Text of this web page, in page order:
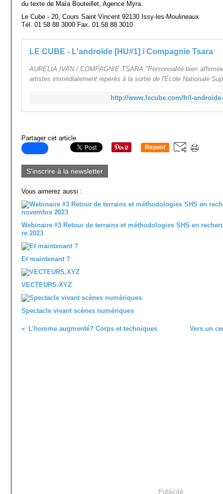
du texte de Maïa Bouteillet, Agence Myra.
Le Cube - 20, Cours Saint Vincent 92130 Issy-les-Moulineaux
Tél. 01 58 88 3000 Fax. 01 58 88 3010
LE CUBE - L'androïde [HU#1] / Compagnie Tsara
AURELIA IVAN / COMPAGNIE TSARA "Personnalité bien
artistes immédiatement repérés à la sortie de l'École Nationale
http://www.lecube.com/fr/l-
Partager cet article
Repost
S'inscrire à la newsletter
Vous aimerez aussi :
Webinaire #3 Retour de terrains et méthodologies SHS en
re 2023
Et maintenant ?
VECTEURS.XYZ
Spectacle vivant scènes numériques
L’homme augmenté? Corps et techniques Vers un
Publicité